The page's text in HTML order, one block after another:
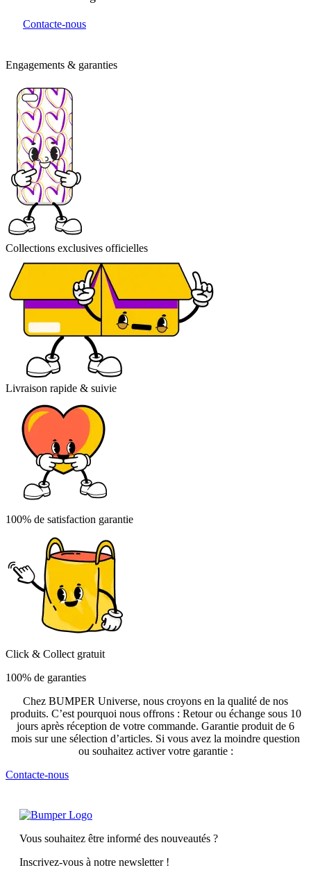
Contacte-nous
Engagements & garanties
Collections exclusives officielles
Livraison rapide & suivie
100% de satisfaction garantie
Click & Collect gratuit
100% de garanties
Chez BUMPER Universe, nous croyons en la qualité de nos
produits. C’est pourquoi nous offrons : Retour ou échange sous 10
jours après réception de votre commande. Garantie produit de 6
mois sur une sélection d’articles. Si vous avez la moindre question
ou souhaitez activer votre garantie :
Contacte-nous
Vous souhaitez être informé des nouveautés ?
Inscrivez-vous à notre newsletter !